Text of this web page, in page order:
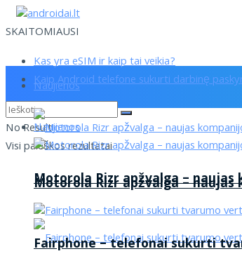
SKAITOMIAUSI
Kas yra eSIM ir kaip tai veikia?
Kaip Android telefone sukurti darbinę
No Result
Visi paieškos rezultatai
Naujienos
Motorola Rizr apžvalga –
Naujienos
Motorola Rizr apžvalga –
Fairphone – telefonai sukurti